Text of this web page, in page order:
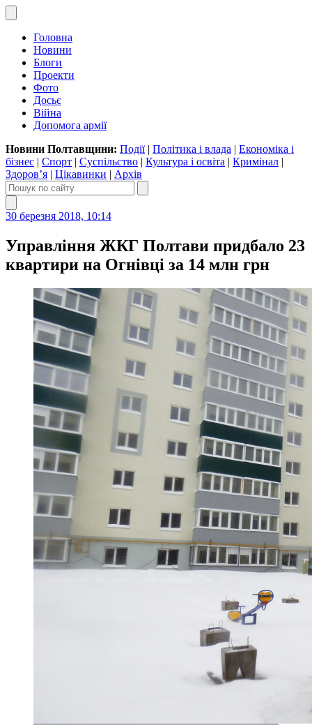
Головна
Новини
Блоги
Проекти
Фото
Досьє
Війна
Допомога армії
Новини Полтавщини: Події| Політика і влада | Економіка і
бізнес | Спорт | Суспільство | Культура і освіта | Кримінал |
Здоров’я | Цікавинки | Архів
30 березня 2018, 10:14
Управління ЖКГ Полтави придбало 23
квартири на Огнівці за 14 млн грн